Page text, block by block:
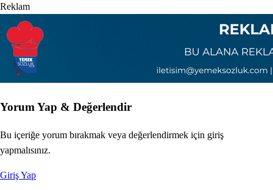
Reklam
Yorum Yap & Değerlendir
Bu içeriğe yorum bırakmak veya değerlendirmek için giriş
yapmalısınız.
Giriş Yap